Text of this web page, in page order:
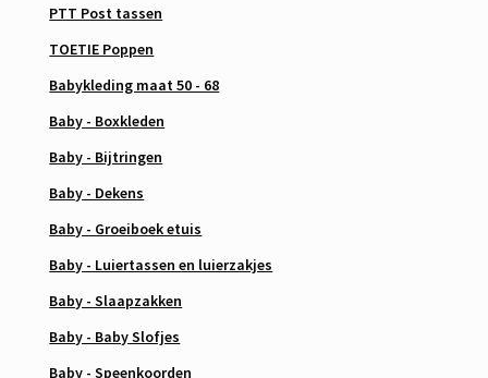
PTT Post tassen
TOETIE Poppen
Babykleding maat 50 - 68
Baby - Boxkleden
Baby - Bijtringen
Baby - Dekens
Baby - Groeiboek etuis
Baby - Luiertassen en luierzakjes
Baby - Slaapzakken
Baby - Baby Slofjes
Baby - Speenkoorden